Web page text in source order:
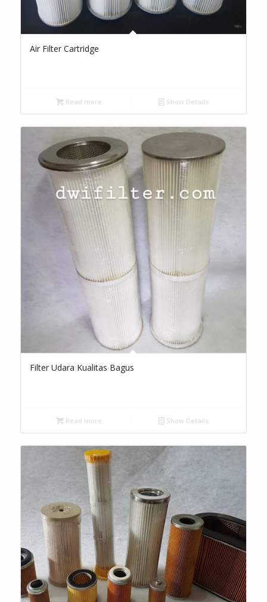
Air Filter Cartridge
Read more Show Details
Filter Udara Kualitas Bagus
Read more Show Details